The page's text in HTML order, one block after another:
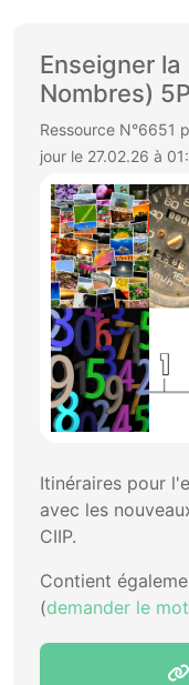
Enseigner
Nombres)
Ressource N°6651
jour le 27.02.26 à
Itinéraires pour
avec les
CIIP.
Contient
(demander le